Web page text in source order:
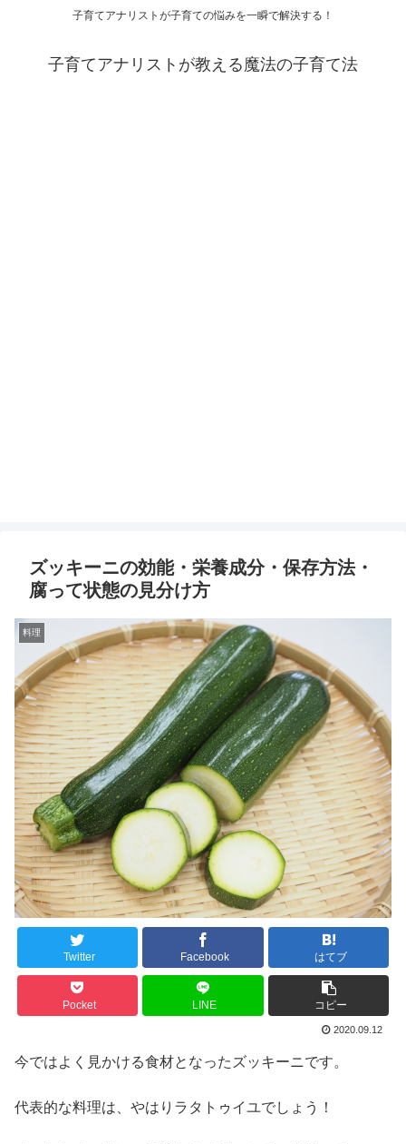
子育てアナリストが子育ての悩みを一瞬で解決する！
子育てアナリストが教える魔法の子育て法
ズッキーニの効能・栄養成分・保存方法・
腐って状態の見分け方
料理
Twitter Facebook はてブ
Pocket LINE コピー
2020.09.12
今ではよく見かける食材となったズッキーニです。
代表的な料理は、やはりラタトゥイユでしょう！